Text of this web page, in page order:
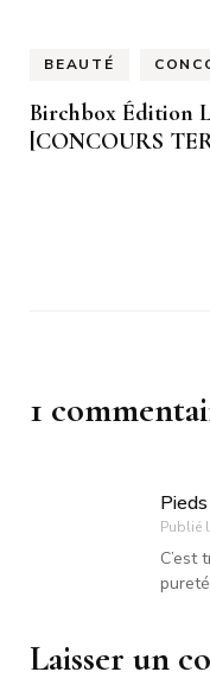
BEAUTÉ
Birchbox Édition
[CONCOURS
1
Publié
C’est
Laisser un